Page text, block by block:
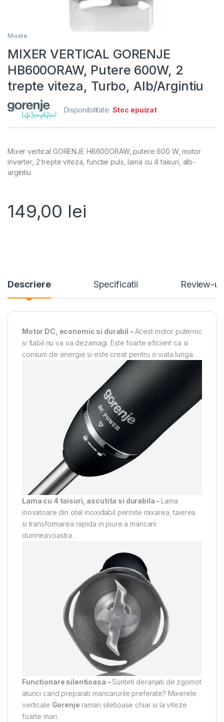
Mixere
MIXER VERTICAL GORENJE
HB600ORAW, Putere 600W, 2
trepte viteza, Turbo, Alb/Argintiu
Disponibilitate: Stoc epuizat
Mixer vertical GORENJE HB600ORAW, putere 600 W, motor
inverter, 2 trepte viteza, functie puls, lama cu 4 taisuri, alb-
argintiu
149,00 lei
Descriere Specificatii Review-uri
Motor DC, economic si durabil –Acest motor puternic
si fiabil nu va va dezamagi. Este foarte eficient ca si
consum de energie si este creat pentru o viata lunga.
Lama cu 4 taisuri, ascutita si durabila –Lama
inovatoare din otel inoxidabil permite mixarea, taierea
si transformarea rapida in piure a mancarii
dumneavoastra.
Functionare silentioasa –Sunteti deranjati de zgomot
atunci cand preparati mancarurile preferate? Mixerele
verticale Gorenje raman siletioase chiar si la viteze
foarte mari.